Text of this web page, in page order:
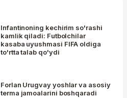
Infantinoning kechirim so'rashi
kamlik qiladi: Futbolchilar
kasaba uyushmasi FIFA oldiga
to'rtta talab qo'ydi
Forlan Urugvay yoshlar va asosiy
terma jamoalarini boshqaradi